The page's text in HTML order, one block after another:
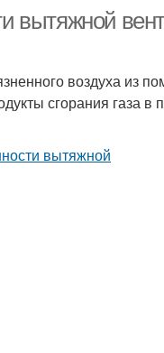
вытяжной
воздуха из
сгорания газа в